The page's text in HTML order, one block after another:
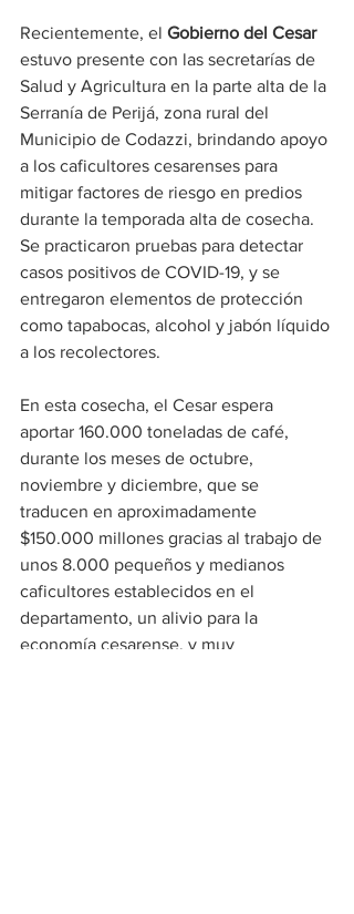
Recientemente, el Gobierno del Cesar
estuvo presente con las secretarías de
Salud y Agricultura en la parte alta de la
Serranía de Perijá, zona rural del
Municipio de Codazzi, brindando apoyo
a los caficultores cesarenses para
mitigar factores de riesgo en predios
durante la temporada alta de cosecha.
Se practicaron pruebas para detectar
casos positivos de COVID-19, y se
entregaron elementos de protección
como tapabocas, alcohol y jabón líquido
a los recolectores.
En esta cosecha, el Cesar espera
aportar 160.000 toneladas de café,
durante los meses de octubre,
noviembre y diciembre, que se
traducen en aproximadamente
$150.000 millones gracias al trabajo de
unos 8.000 pequeños y medianos
caficultores establecidos en el
departamento, un alivio para la
economía cesarense, y muy